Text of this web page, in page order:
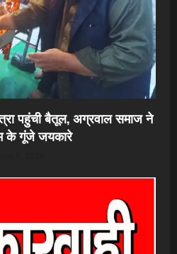
पहुंची बैतूल, अग्रवाल समाज ने
के गूंजे जयकारे